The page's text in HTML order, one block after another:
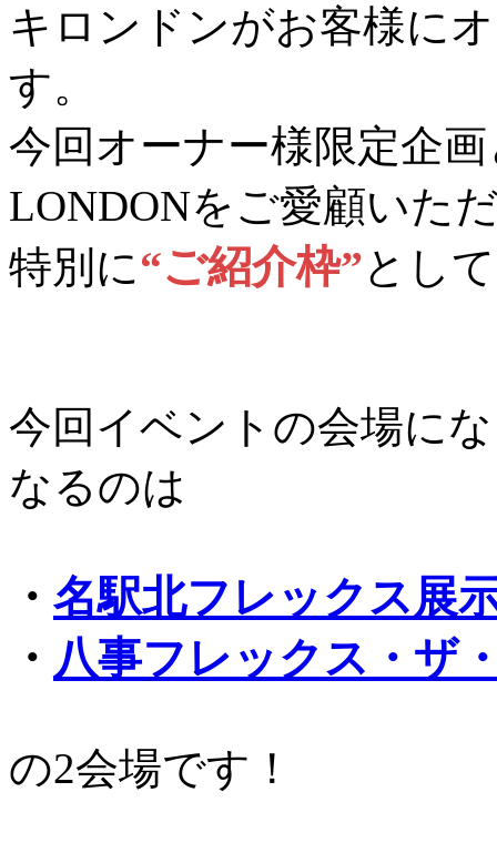
キロンドンがお客様に
す。
今回オーナー様限定企
LONDONをご愛顧いた
特別に“ご紹介枠”とし
今回イベントの会場に
なるのは
・ 名駅北フレックス展
・ 八事フレックス・ザ
の2会場です！